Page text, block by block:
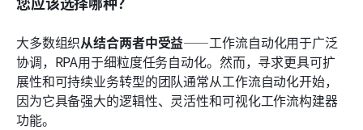
大多数组织从结合两者中受益——工作流自动化用于广泛
协调，RPA用于细粒度任务自动化。然而，寻求更具可扩
展性和可持续业务转型的团队通常从工作流自动化开始，
因为它具备强大的逻辑性、灵活性和可视化工作流构建器
功能。